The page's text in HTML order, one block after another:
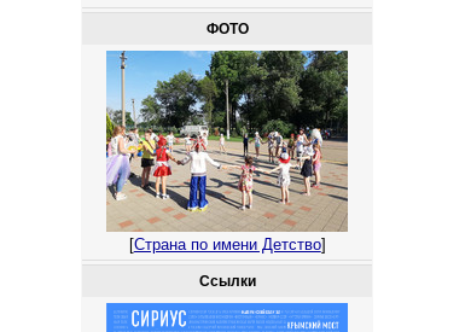
ФОТО
[Страна по имени Детство]
Ссылки